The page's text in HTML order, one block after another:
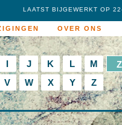
OVER ONS
LAATST BIJGEWERKT OP
I J K L
M
V W X Y Z